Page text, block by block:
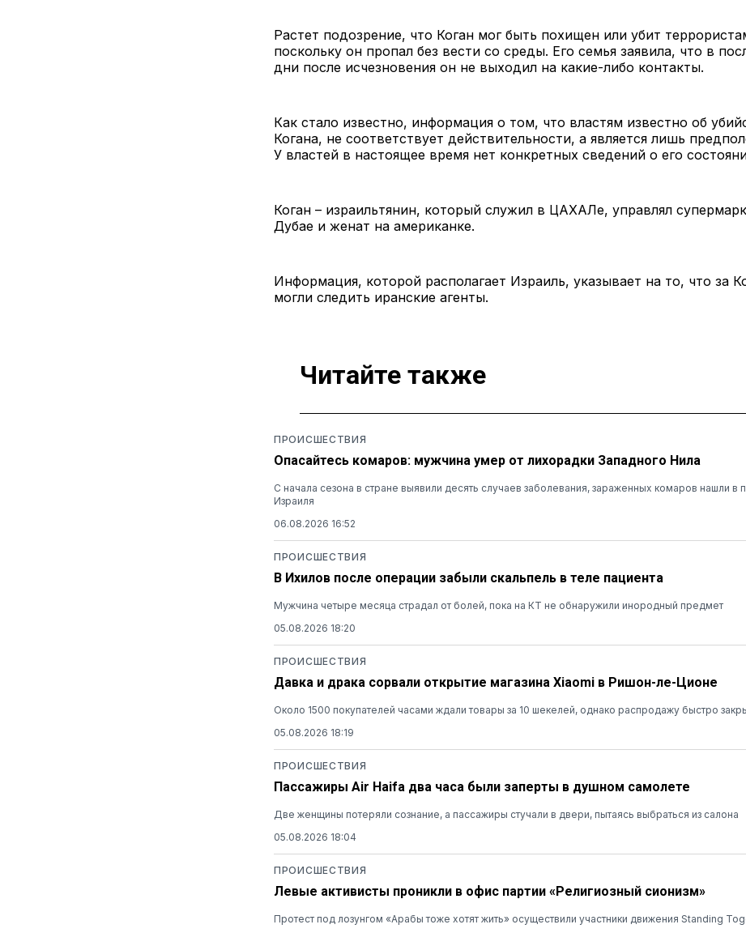
Растет подозрение, что Коган мог быть похищен или убит
поскольку он пропал без вести со среды. Его семья заявила, что в
дни после исчезновения он не выходил на какие-либо контакты.
Как стало известно, информация о том, что властям известно об
Когана, не соответствует действительности, а является лишь
У властей в настоящее время нет конкретных сведений о его
Коган – израильтянин, который служил в ЦАХАЛе, управлял
Дубае и женат на американке.
Информация, которой располагает Израиль, указывает на то, что за
могли следить иранские агенты.
Читайте также
ПРОИСШЕСТВИЯ
Опасайтесь комаров: мужчина умер от лихорадки Западного Нила
С начала сезона в стране выявили десять случаев заболевания, зараженных комаров нашли в
Израиля
06.08.2026 16:52
ПРОИСШЕСТВИЯ
В Ихилов после операции забыли скальпель в теле пациента
Мужчина четыре месяца страдал от болей, пока на КТ не обнаружили инородный предмет
05.08.2026 18:20
ПРОИСШЕСТВИЯ
Давка и драка сорвали открытие магазина Xiaomi в Ришон-ле-Ционе
Около 1500 покупателей часами ждали товары за 10 шекелей, однако распродажу быстро
05.08.2026 18:19
ПРОИСШЕСТВИЯ
Пассажиры Air Haifa два часа были заперты в душном самолете
Две женщины потеряли сознание, а пассажиры стучали в двери, пытаясь выбраться из салона
05.08.2026 18:04
ПРОИСШЕСТВИЯ
Левые активисты проникли в офис партии «Религиозный сионизм»
Протест под лозунгом «Арабы тоже хотят жить» осуществили участники движения Standing